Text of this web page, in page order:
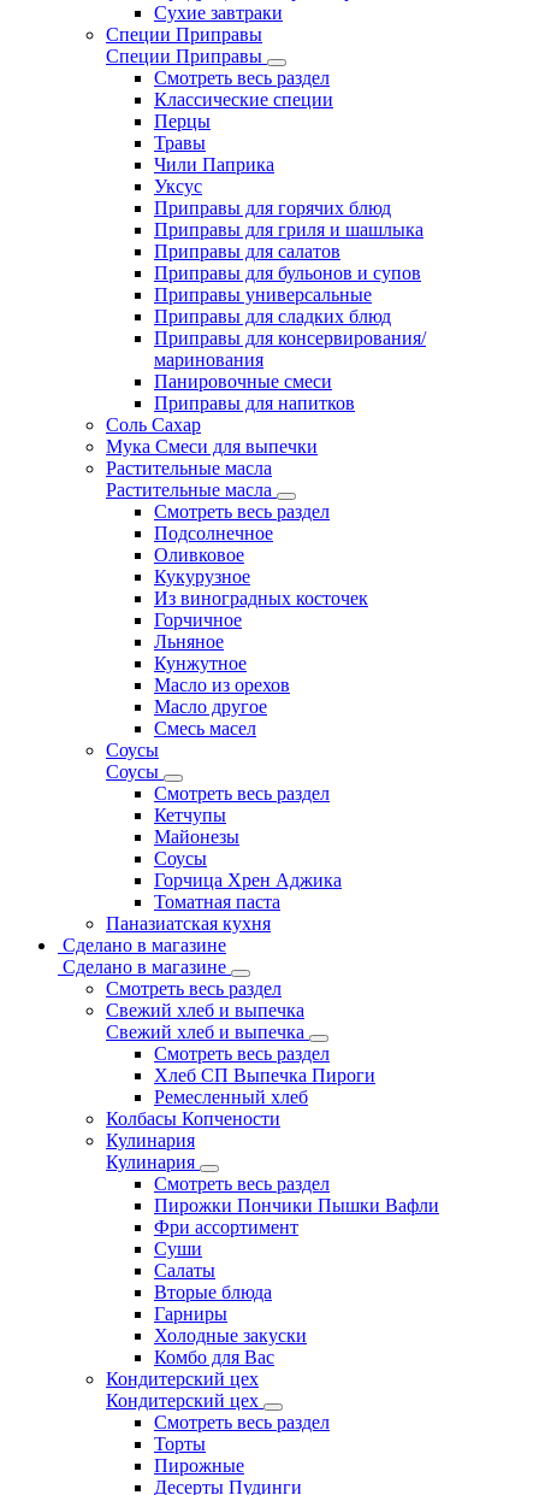
Сухие завтраки
Специи Приправы
Специи Приправы
Смотреть весь раздел
Классические специи
Перцы
Травы
Чили Паприка
Уксус
Приправы для горячих блюд
Приправы для гриля и шашлыка
Приправы для салатов
Приправы для бульонов и супов
Приправы универсальные
Приправы для сладких блюд
Приправы для консервирования/
маринования
Панировочные смеси
Приправы для напитков
Соль Сахар
Мука Смеси для выпечки
Растительные масла
Растительные масла
Смотреть весь раздел
Подсолнечное
Оливковое
Кукурузное
Из виноградных косточек
Горчичное
Льняное
Кунжутное
Масло из орехов
Масло другое
Смесь масел
Соусы
Соусы
Смотреть весь раздел
Кетчупы
Майонезы
Соусы
Горчица Хрен Аджика
Томатная паста
Паназиатская кухня
Сделано в магазине
Сделано в магазине
Смотреть весь раздел
Свежий хлеб и выпечка
Свежий хлеб и выпечка
Смотреть весь раздел
Хлеб СП Выпечка Пироги
Ремесленный хлеб
Колбасы Копчености
Кулинария
Кулинария
Смотреть весь раздел
Пирожки Пончики Пышки Вафли
Фри ассортимент
Суши
Салаты
Вторые блюда
Гарниры
Холодные закуски
Комбо для Вас
Кондитерский цех
Кондитерский цех
Смотреть весь раздел
Торты
Пирожные
Десерты Пудинги